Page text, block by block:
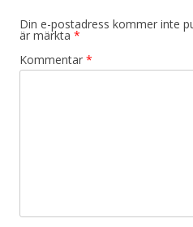
Din e-postadress kommer inte
är märkta *
Kommentar *